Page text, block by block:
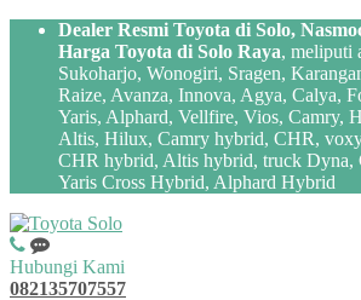
Dealer Resmi Toyota di Solo,
Harga Toyota di Solo Raya, meliputi
Sukoharjo, Wonogiri, Sragen,
Raize, Avanza, Innova, Agya, Calya,
Yaris, Alphard, Vellfire, Vios, Camry,
Altis, Hilux, Camry hybrid, CHR,
CHR hybrid, Altis hybrid, truck Dyna,
Yaris Cross Hybrid, Alphard Hybrid
Hubungi Kami
082135707557